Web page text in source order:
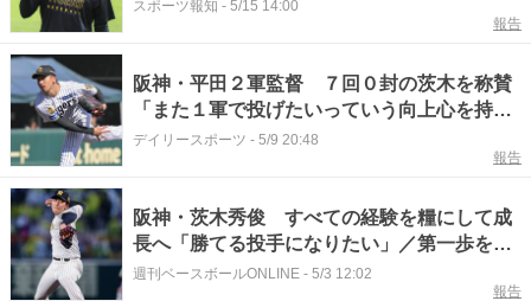
スポーツ報知 - 5/15 14:00
報告
阪神・平田２軍監督 ７回０封の茨木を称賛
「また１軍で投げたいっていう向上心を持っ
てる」【一問一答】
デイリースポーツ - 5/9 20:48
報告
阪神・茨木秀俊 すべての経験を糧にして成
長へ「勝てる投手になりたい」／第一歩を踏
み出した
週刊ベースボールONLINE - 5/3 12:02
報告